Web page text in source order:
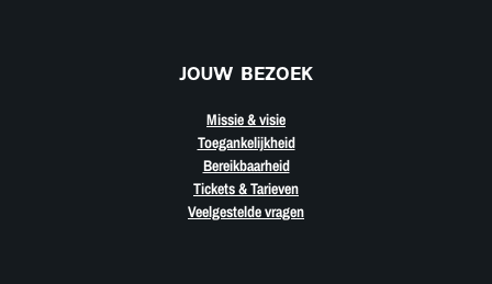
JOUW BEZOEK
Missie & visie
Toegankelijkheid
Bereikbaarheid
Tickets & Tarieven
Veelgestelde vragen